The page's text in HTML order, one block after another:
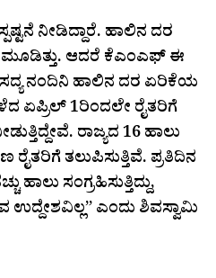
ನೀಡಿದ್ದಾರೆ. ಹಾಲಿನ ದರ
ಮೂಡಿತ್ತು. ಆದರೆ ಕೆಎಂಎಫ್ ಈ
ನಂದಿನಿ ಹಾಲಿನ ದರ ಏರಿಕೆಯ
ಏಪ್ರಿಲ್ 1ರಿಂದಲೇ ರೈತರಿಗೆ
ರಾಜ್ಯದ 16 ಹಾಲು
ತಲುಪಿಸುತ್ತಿವೆ. ಪ್ರತಿದಿನ
ಸಂಗ್ರಹಿಸುತ್ತಿದ್ದು,
ಉದ್ದೇಶವಿಲ್ಲ” ಎಂದು ಶಿವಸ್ವಾಮಿ